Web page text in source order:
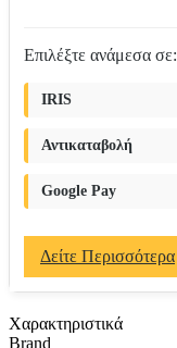
Επιλέξτε ανάμεσα σε:
IRIS
Αντικαταβολή
Google Pay
Δείτε Περισσότερα
Χαρακτηριστικά
Brand